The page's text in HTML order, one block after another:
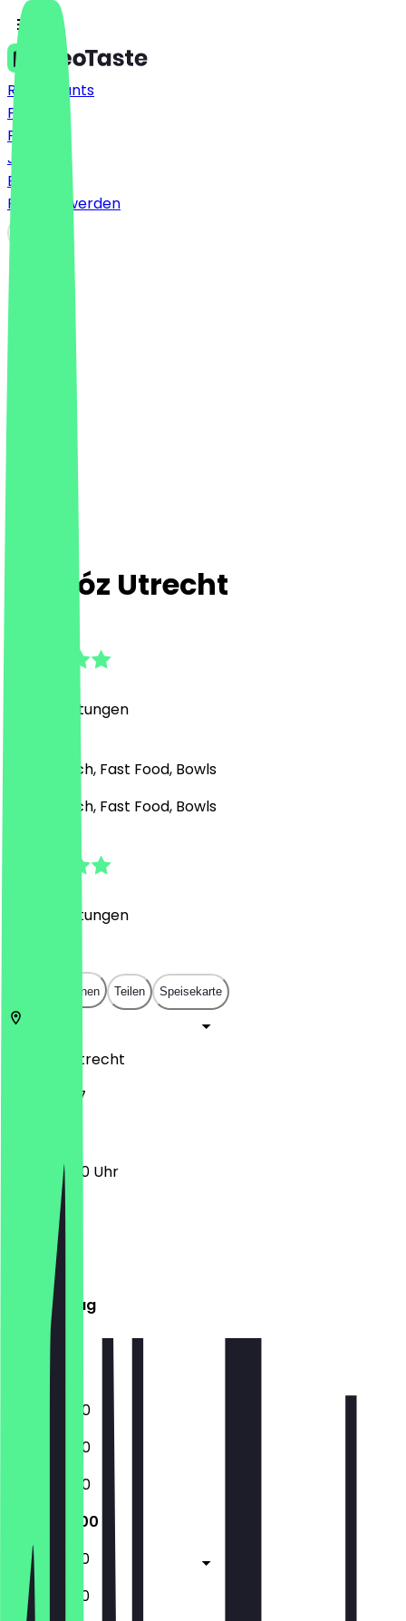
Restaurants
Preise
FAQ
Jobs
Blog
Partner werden
Chidóz Utrecht
Bewertungen
Mexikanisch, Fast Food, Bowls
Mexikanisch, Fast Food, Bowls
Bewertungen
In App öffnen Teilen Speisekarte
Utrecht
Biltstraat 7
12:00 - 21:00 Uhr
Montag
Dienstag
Mittwoch
Donnerstag
Freitag
Samstag
Sonntag
16:00 - 21:00
16:00 - 21:00
16:00 - 21:00
12:00 - 21:00
12:00 - 21:00
12:00 - 21:00